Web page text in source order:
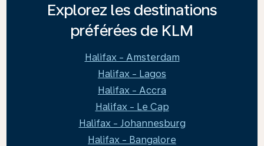
Explorez les destinations
préférées de KLM
Halifax - Amsterdam
Halifax - Lagos
Halifax - Accra
Halifax - Le Cap
Halifax - Johannesburg
Halifax - Bangalore